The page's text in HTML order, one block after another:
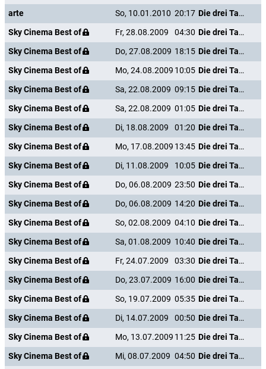
arte
So, 10.01.2010 20:17
Die drei Tage des Condor
Sky Cinema Best of
Fr, 28.08.2009 04:30
Die drei Tage des Condor
Sky Cinema Best of
Do, 27.08.2009 18:15
Die drei Tage des Condor
Sky Cinema Best of
Mo, 24.08.2009 10:05
Die drei Tage des Condor
Sky Cinema Best of
Sa, 22.08.2009 09:15
Die drei Tage des Condor
Sky Cinema Best of
Sa, 22.08.2009 01:05
Die drei Tage des Condor
Sky Cinema Best of
Di, 18.08.2009 01:20
Die drei Tage des Condor
Sky Cinema Best of
Mo, 17.08.2009 13:45
Die drei Tage des Condor
Sky Cinema Best of
Di, 11.08.2009 10:05
Die drei Tage des Condor
Sky Cinema Best of
Do, 06.08.2009 23:50
Die drei Tage des Condor
Sky Cinema Best of
Do, 06.08.2009 14:20
Die drei Tage des Condor
Sky Cinema Best of
So, 02.08.2009 04:10
Die drei Tage des Condor
Sky Cinema Best of
Sa, 01.08.2009 10:40
Die drei Tage des Condor
Sky Cinema Best of
Fr, 24.07.2009 03:30
Die drei Tage des Condor
Sky Cinema Best of
Do, 23.07.2009 16:00
Die drei Tage des Condor
Sky Cinema Best of
So, 19.07.2009 05:35
Die drei Tage des Condor
Sky Cinema Best of
Di, 14.07.2009 00:50
Die drei Tage des Condor
Sky Cinema Best of
Mo, 13.07.2009 11:25
Die drei Tage des Condor
Sky Cinema Best of
Mi, 08.07.2009 04:50
Die drei Tage des Condor